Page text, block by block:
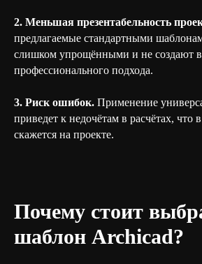
2. Меньшая презентабельность
предлагаемые стандартными
слишком упрощёнными и не создают
профессионального подхода.
3. Риск ошибок. Применение
приведет к недочётам в расчётах, что
скажется на проекте.
Почему стоит
шаблон Archicad?